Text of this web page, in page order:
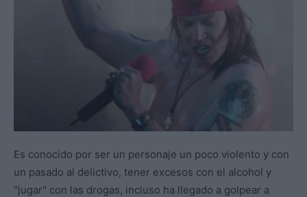
Es conocido por ser un personaje un poco violento y con
un pasado al delictivo, tener excesos con el alcohol y
"jugar" con las drogas, incluso ha llegado a golpear a